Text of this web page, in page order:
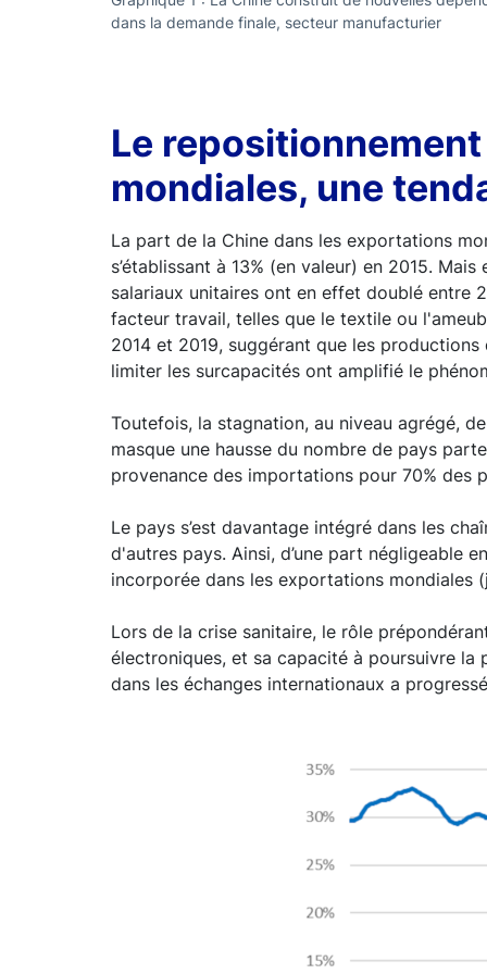
dans la demande finale, secteur manufacturier
Le
mondiales, une
La part de la Chine dans les exportations
s’établissant à 13% (en valeur) en 2015.
salariaux unitaires ont en effet doublé entre
facteur travail, telles que le textile ou
2014 et 2019, suggérant que les
limiter les surcapacités ont amplifié le
Toutefois, la stagnation, au niveau agrégé,
masque une hausse du nombre de pays
provenance des importations pour 70% des
Le pays s’est davantage intégré dans les
d'autres pays. Ainsi, d’une part négligeable
incorporée dans les exportations mondiales
Lors de la crise sanitaire, le rôle
électroniques, et sa capacité à poursuivre
dans les échanges internationaux a